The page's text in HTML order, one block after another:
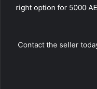
right option for 5000
Contact the seller